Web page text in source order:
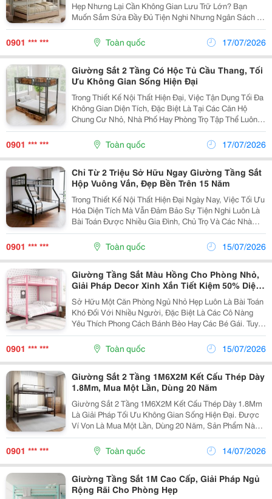
Hẹp Nhưng Lại Cần Không Gian Lưu Trữ Lớn? Bạn
Muốn Sắm Sửa Đầy Đủ Tiện Nghi Nhưng Ngân Sách Eo
Hẹp? Giải Pháp Hoàn Hảo Nhất Hiện Nay Chính Là Mẫu
Giường Tầng Sắt Có Ngăn Kéo . Không Chỉ Đáp Ứng
Nhu Cầu...
0901 *** *** Toàn quốc 17/07/2026
Giường Sắt 2 Tầng Có Hộc Tủ Cầu Thang, Tối
Ưu Không Gian Sống Hiện Đại
Trong Thiết Kế Nội Thất Hiện Đại, Việc Tận Dụng Tối Đa
Không Gian Diện Tích, Đặc Biệt Là Tại Các Căn Hộ
Chung Cư Nhỏ, Nhà Phố Hay Phòng Trọ Tập Thể Luôn
Là Ưu Tiên Hàng Đầu. Một Trong Những Món Đồ Nội
Thất Đang Tạo Nên Cơn Sốt Và Trở Thành Xu Hướng...
0901 *** *** Toàn quốc 17/07/2026
Chỉ Từ 2 Triệu Sở Hữu Ngay Giường Tầng Sắt
Hộp Vuông Vắn, Đẹp Bền Trên 15 Năm
Trong Thiết Kế Nội Thất Hiện Đại Ngày Nay, Việc Tối Ưu
Hóa Diện Tích Mà Vẫn Đảm Bảo Sự Tiện Nghi Luôn Là
Bài Toán Được Nhiều Gia Đình, Chủ Trọ Và Các Nhà
Đầu Tư Ký Túc Xá Quan Tâm. Đặc Biệt Với Những
Không Gian Nhỏ Hẹp, Phòng Ngủ Tập Thể Hay Phòng...
0901 *** *** Toàn quốc 15/07/2026
Giường Tầng Sắt Màu Hồng Cho Phòng Nhỏ,
Giải Pháp Decor Xinh Xắn Tiết Kiệm 50% Diện
Tích
Sở Hữu Một Căn Phòng Ngủ Nhỏ Hẹp Luôn Là Bài Toán
Khó Đối Với Nhiều Người, Đặc Biệt Là Các Cô Nàng
Yêu Thích Phong Cách Bánh Bèo Hay Các Bé Gái. Tuy
Nhiên, Với Sự Xuất Hiện Của Những Giường Tầng Sắt
Màu Hồng , Mọi Không Gian Chật Chội Đều Có Thể
Được...
0901 *** *** Toàn quốc 15/07/2026
Giường Sắt 2 Tầng 1M6X2M Kết Cấu Thép Dày
1.8Mm, Mua Một Lần, Dùng 20 Năm
Giường Sắt 2 Tầng 1M6X2M Kết Cấu Thép Dày 1.8Mm
Là Giải Pháp Tối Ưu Không Gian Sống Hiện Đại. Được
Ví Von Là Mua Một Lần, Dùng 20 Năm, Sản Phẩm Này
Là Sự Đầu Tư Hoàn Hảo Cho Phòng Ngủ Gia Đình, Ký
Túc Xá, Hoặc Homestay Nhờ Độ Bền Vượt Trội, Khả
Năng...
0901 *** *** Toàn quốc 14/07/2026
Giường Tầng Sắt 1M Cao Cấp, Giải Pháp Ngủ
Rộng Rãi Cho Phòng Hẹp